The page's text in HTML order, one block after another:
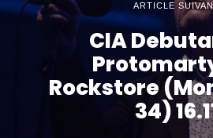
ARTICLE
CIA
Rockstore
34)